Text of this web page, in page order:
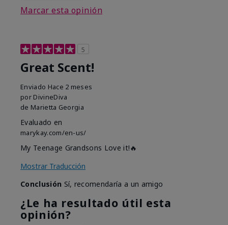
Marcar esta opinión
5
Great Scent!
Enviado Hace 2 meses
por DivineDiva
de Marietta Georgia
Evaluado en
marykay.com/en-us/
My Teenage Grandsons Love it!🔥
Mostrar Traducción
Conclusión Sí, recomendaría a un amigo
¿Le ha resultado útil esta
opinión?